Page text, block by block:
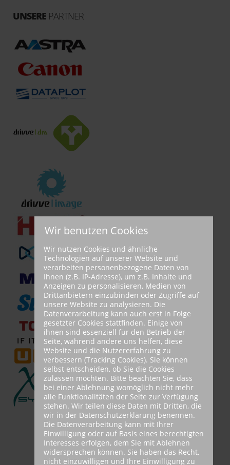
UNSERE PARTNER
Wir benutzen Cookies
Wir nutzen Cookies und ähnliche
Technologien auf unserer Website und
verarbeiten personenbezogene Daten von
Ihnen (z.B. IP-Adresse), um z.B. Inhalte und
Anzeigen zu personalisieren, Medien von
Drittanbietern einzubinden oder Zugriffe auf
unsere Website zu analysieren. Die
Datenverarbeitung kann auch erst in Folge
gesetzter Cookies stattfinden. Einige von
ihnen sind essenziell für den Betrieb der
Seite, während andere uns helfen, diese
Website und die Nutzererfahrung zu
verbessern (Tracking Cookies). Sie können
selbst entscheiden, ob Sie die Cookies
zulassen möchten. Bitte beachten Sie, dass
bei einer Ablehnung womöglich nicht mehr
alle Funktionalitäten der Seite zur Verfügung
stehen. Wir teilen diese Daten mit Dritten, die
wir in der Datenschutzerklärung benennen.
Die Datenverarbeitung kann mit Ihrer
Einwilligung oder auf Basis eines berechtigten
Interesses erfolgen, dem Sie mit Ablehnen
widersprechen können. Sie haben das Recht,
nicht einzuwilligen und Ihre Einwilligung zu